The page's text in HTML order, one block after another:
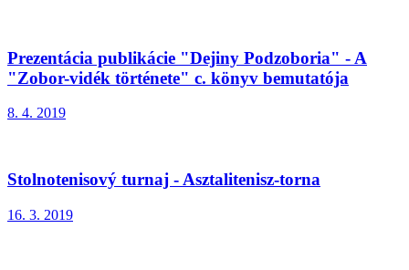
Prezentácia publikácie "Dejiny Podzoboria" - A
"Zobor-vidék története" c. könyv bemutatója
8. 4. 2019
Stolnotenisový turnaj - Asztalitenisz-torna
16. 3. 2019